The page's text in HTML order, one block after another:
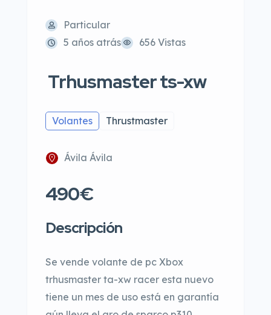
Particular
5 años atrás
656 Vistas
Trhusmaster ts-xw
Volantes Thrustmaster
Ávila Ávila
490€
Descripción
Se vende volante de pc Xbox
trhusmaster ta-xw racer esta nuevo
tiene un mes de uso está en garantía